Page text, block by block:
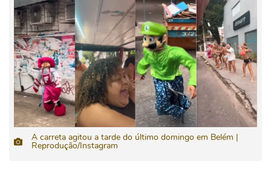
A carreta agitou a tarde do último domingo em Belém |
Reprodução/Instagram